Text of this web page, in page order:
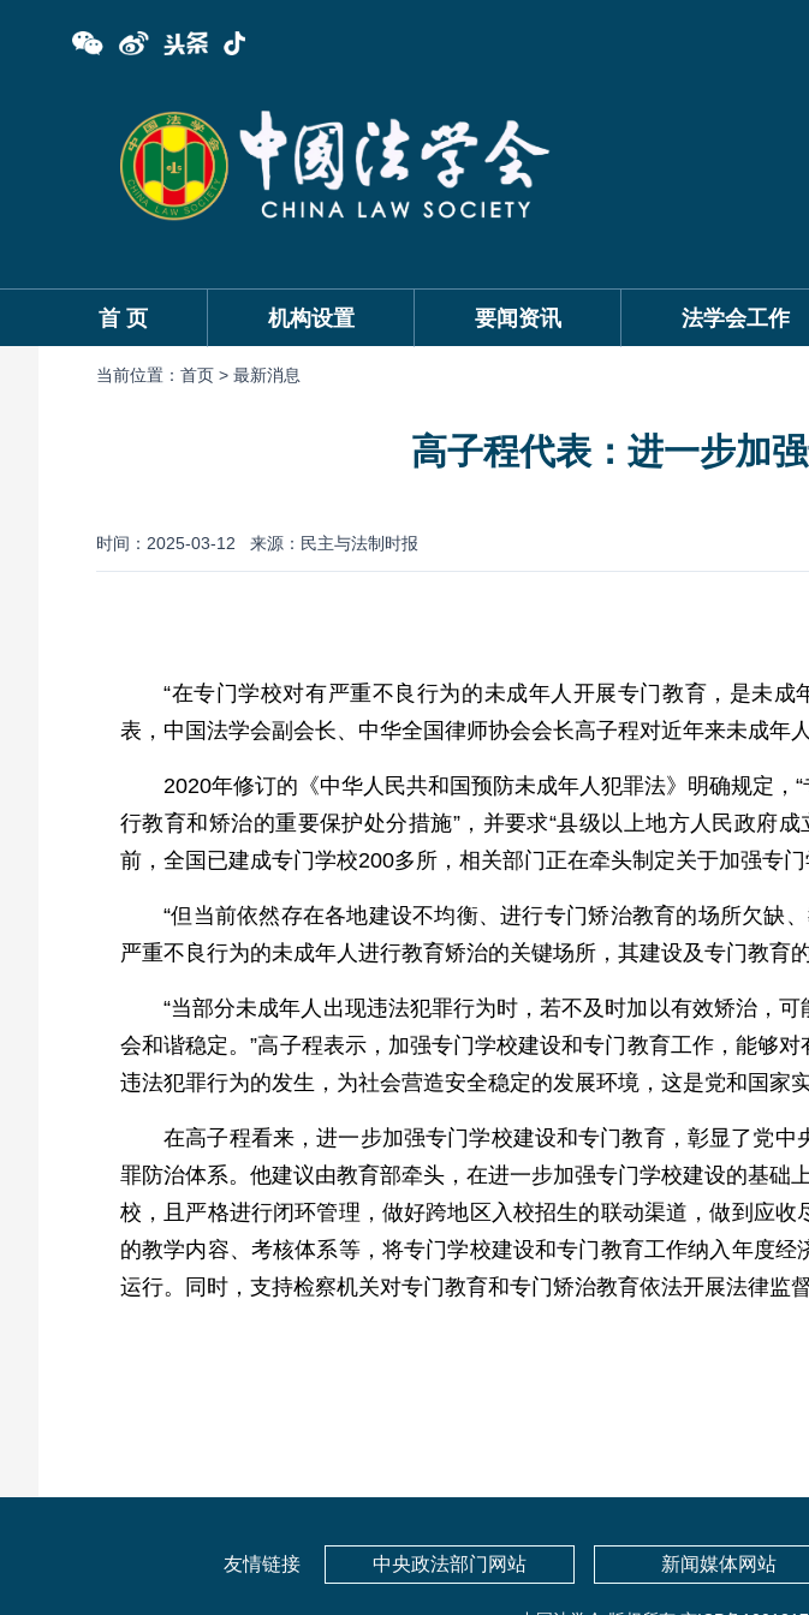
首 页 机构设置 要闻资讯 法学会工作
当前位置： 首页 > 最新消息
高子程代表：进一步加
时间：2025-03-12 来源：民主与法制时报
“在专门学校对有严重不良行为的未成年人开展专门教育，是未
表，中国法学会副会长、中华全国律师协会会长高子程对近年来未成年
2020年修订的《中华人民共和国预防未成年人犯罪法》明确规定
行教育和矫治的重要保护处分措施”，并要求“县级以上地方人民政府
前，全国已建成专门学校200多所，相关部门正在牵头制定关于加强专
“但当前依然存在各地建设不均衡、进行专门矫治教育的场所欠缺
严重不良行为的未成年人进行教育矫治的关键场所，其建设及专门教育
“当部分未成年人出现违法犯罪行为时，若不及时加以有效矫治，
会和谐稳定。”高子程表示，加强专门学校建设和专门教育工作，能够
违法犯罪行为的发生，为社会营造安全稳定的发展环境，这是党和国家
在高子程看来，进一步加强专门学校建设和专门教育，彰显了党
罪防治体系。他建议由教育部牵头，在进一步加强专门学校建设的基
校，且严格进行闭环管理，做好跨地区入校招生的联动渠道，做到应
的教学内容、考核体系等，将专门学校建设和专门教育工作纳入年度
运行。同时，支持检察机关对专门教育和专门矫治教育依法开展法律监督
友情链接 中央政法部门网站 新闻媒体网站